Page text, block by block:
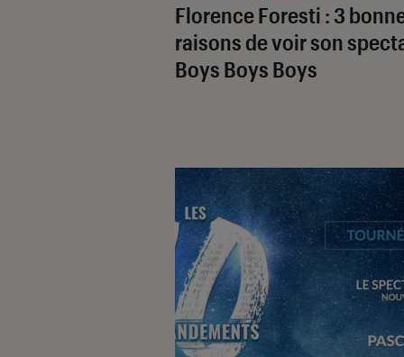
Florence Foresti : 3
raisons de voir son
Boys Boys Boys